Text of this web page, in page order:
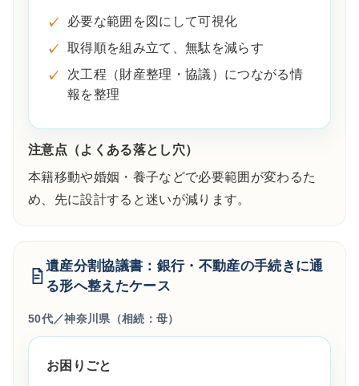
必要な範囲を図にして可視化
取得順を組み立て、無駄を減らす
次工程（財産整理・協議）につながる情
報を整理
注意点（よくある落とし穴）
本籍移動や婚姻・養子などで必要範囲が変わるた
め、先に設計すると迷いが減ります。
遺産分割協議書：銀行・不動産の手続きに通
る形へ整えたケース
50代／神奈川県（相続：母）
お困りごと